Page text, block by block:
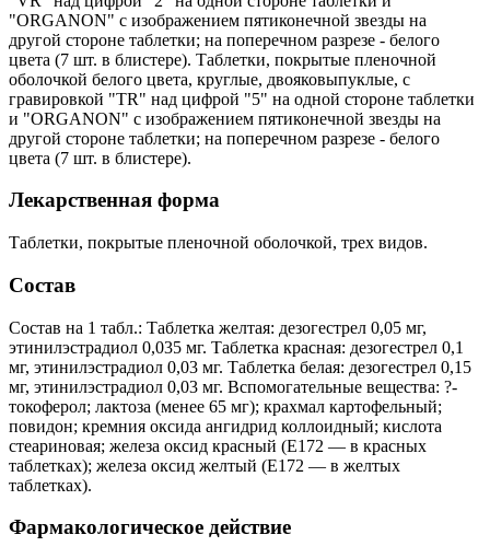
"ORGANON" с изображением пятиконечной звезды на
другой стороне таблетки; на поперечном разрезе - белого
цвета (7 шт. в блистере). Таблетки, покрытые пленочной
оболочкой белого цвета, круглые, двояковыпуклые, с
гравировкой "TR" над цифрой "5" на одной стороне таблетки
и "ORGANON" с изображением пятиконечной звезды на
другой стороне таблетки; на поперечном разрезе - белого
цвета (7 шт. в блистере).
Лекарственная форма
Таблетки, покрытые пленочной оболочкой, трех видов.
Состав
Состав на 1 табл.: Таблетка желтая: дезогестрел 0,05 мг,
этинилэстрадиол 0,035 мг. Таблетка красная: дезогестрел 0,1
мг, этинилэстрадиол 0,03 мг. Таблетка белая: дезогестрел 0,15
мг, этинилэстрадиол 0,03 мг. Вспомогательные вещества: ?-
токоферол; лактоза (менее 65 мг); крахмал картофельный;
повидон; кремния оксида ангидрид коллоидный; кислота
стеариновая; железа оксид красный (Е172 — в красных
таблетках); железа оксид желтый (Е172 — в желтых
таблетках).
Фармакологическое действие